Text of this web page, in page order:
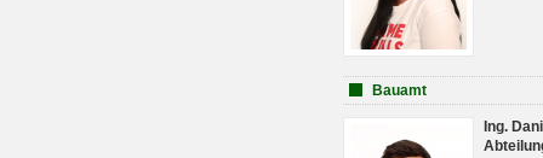
Bauamt
Ing.